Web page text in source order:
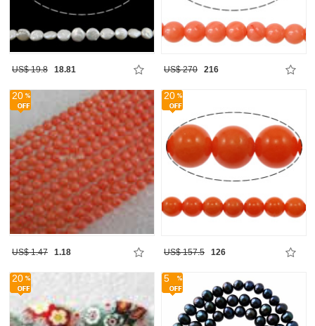
US$ 19.8 18.81 US$ 270 216
20
US$ 1.47 1.18
20
US$ 157.5 126
20 5